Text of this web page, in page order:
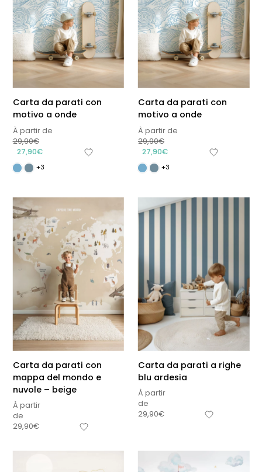
Carta da parati con
motivo a onde
À partir de
29,90€
27,90€
+3
Carta da parati con
motivo a onde
À partir de
29,90€
27,90€
+3
Carta da parati con
mappa del mondo e
nuvole – beige
À partir
de
29,90€
Carta da parati a righe
blu ardesia
À partir
de
29,90€